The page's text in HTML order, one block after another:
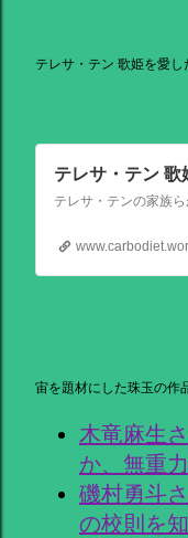
テレサ・テン 歌姫を愛し
テレサ・テン 歌
宙を題材にした珠玉の作
木竜麻生
か、無重
磯村勇斗
の校則を